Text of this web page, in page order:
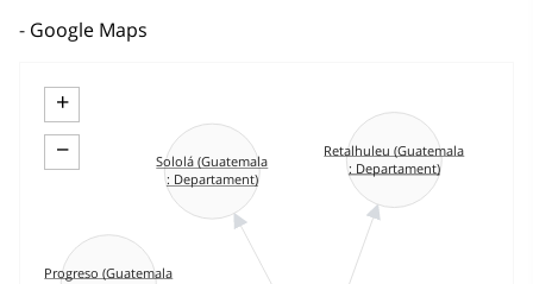
Google Maps
+
−
Sololá (Guatemala
: Departament)
Progreso (Guatemala
Retalhuleu (Guatemala
: Departament)